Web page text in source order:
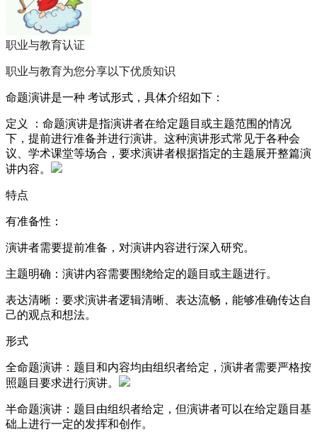
职业与教育认证
职业与教育为您分享以下优质知识
命题演讲是一种 考试形式，具体介绍如下：
定义 ：命题演讲是指演讲者在给定题目或主题范围的情况
下，提前进行准备并进行演讲。这种演讲形式常见于各种会
议、学术课堂等场合，要求演讲者根据指定的主题展开整篇演
讲内容。
特点
有准备性：
演讲者需要提前准备，对演讲内容进行深入研究。
主题明确：演讲内容需要围绕给定的题目或主题进行。
表达清晰：要求演讲者逻辑清晰、表达流畅，能够准确传达自
己的观点和想法。
形式
全命题演讲：题目和内容均由组织者给定，演讲者需要严格按
照题目要求进行演讲。
半命题演讲：题目由组织者给定，但演讲者可以在给定题目基
础上进行一定的发挥和创作。